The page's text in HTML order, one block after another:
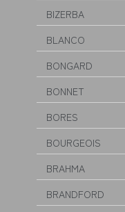
BIZERBA
BLANCO
BONGARD
BONNET
BORES
BOURGEOIS
BRAHMA
BRANDFORD